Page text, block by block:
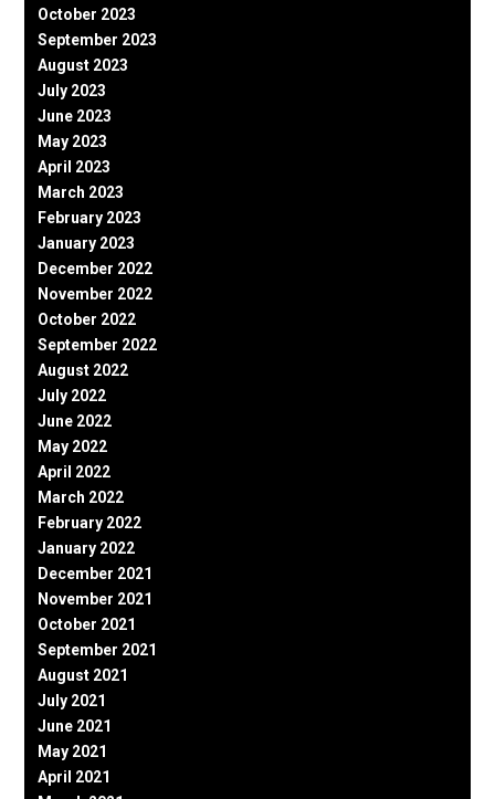
October 2023
September 2023
August 2023
July 2023
June 2023
May 2023
April 2023
March 2023
February 2023
January 2023
December 2022
November 2022
October 2022
September 2022
August 2022
July 2022
June 2022
May 2022
April 2022
March 2022
February 2022
January 2022
December 2021
November 2021
October 2021
September 2021
August 2021
July 2021
June 2021
May 2021
April 2021